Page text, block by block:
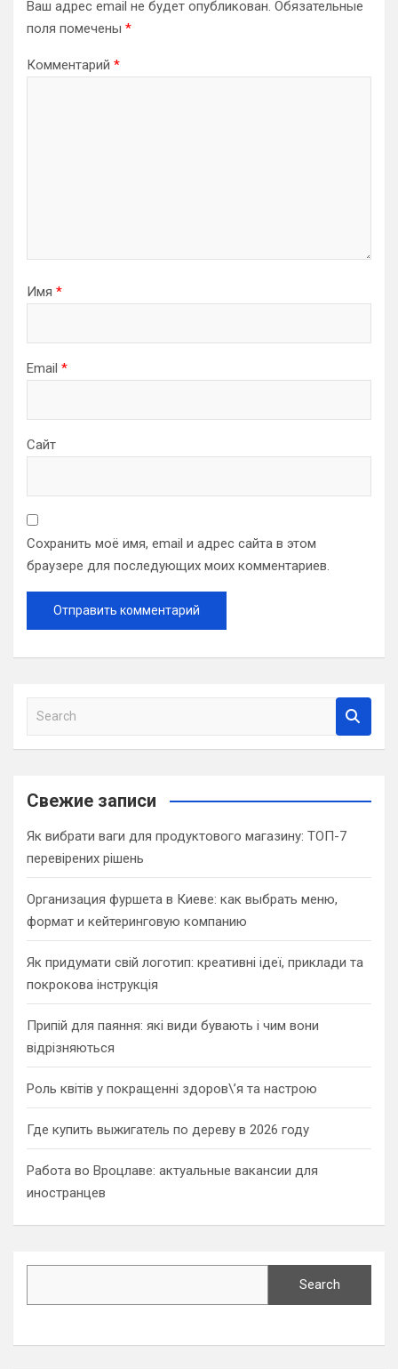
Ваш адрес email не будет опубликован. Обязательные
поля помечены *
Комментарий *
Имя *
Email *
Сайт
Сохранить моё имя, email и адрес сайта в этом
браузере для последующих моих комментариев.
a
c
Свежие записи
Як вибрати ваги для продуктового магазину: ТОП-7
перевірених рішень
Организация фуршета в Киеве: как выбрать меню,
формат и кейтеринговую компанию
Як придумати свій логотип: креативні ідеї, приклади та
покрокова інструкція
Припій для паяння: які види бувають і чим вони
відрізняються
Роль квітів у покращенні здоров\’я та настрою
Где купить выжигатель по дереву в 2026 году
Работа во Вроцлаве: актуальные вакансии для
иностранцев
Search